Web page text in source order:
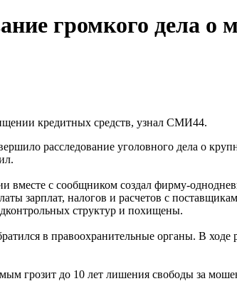
громкого дела
кредитных средств, узнал СМИ44.
расследование уголовного дела о
вместе с сообщником создал фирму-
зарплат, налогов и расчетов с
структур и похищены.
в правоохранительные органы. В
грозит до 10 лет лишения свободы за